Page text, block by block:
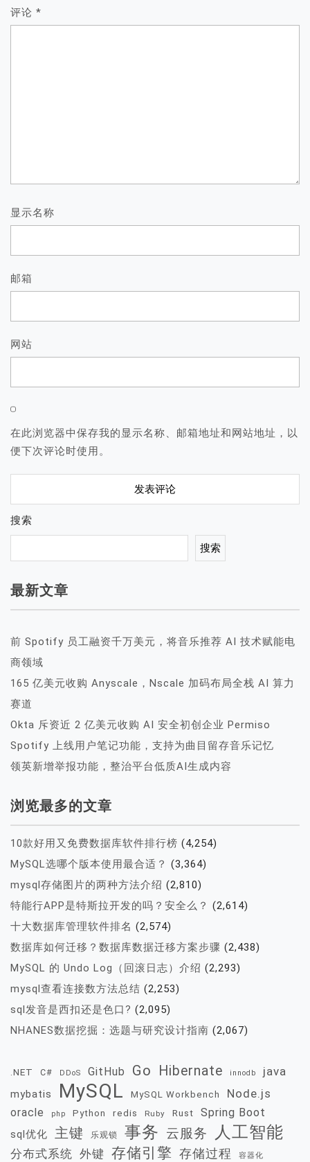
评论 *
显示名称
邮箱
网站
在此浏览器中保存我的显示名称、邮箱地址和网站地址，以
便下次评论时使用。
搜索
搜索
最新文章
前 Spotify 员工融资千万美元，将音乐推荐 AI 技术赋能电
商领域
165 亿美元收购 Anyscale，Nscale 加码布局全栈 AI 算力
赛道
Okta 斥资近 2 亿美元收购 AI 安全初创企业 Permiso
Spotify 上线用户笔记功能，支持为曲目留存音乐记忆
领英新增举报功能，整治平台低质AI生成内容
浏览最多的文章
10款好用又免费数据库软件排行榜 (4,254)
MySQL选哪个版本使用最合适？ (3,364)
mysql存储图片的两种方法介绍 (2,810)
特能行APP是特斯拉开发的吗？安全么？ (2,614)
十大数据库管理软件排名 (2,574)
数据库如何迁移？数据库数据迁移方案步骤 (2,438)
MySQL 的 Undo Log（回滚日志）介绍 (2,293)
mysql查看连接数方法总结 (2,253)
sql发音是西扣还是色口? (2,095)
NHANES数据挖掘：选题与研究设计指南 (2,067)
.NET C# DDoS GitHub Go Hibernate innodb java
mybatis MySQL MySQL Workbench Node.js
oracle php Python redis Ruby Rust Spring Boot
sql优化 主键 乐观锁 事务 云服务 人工智能
分布式系统 外键 存储引擎 存储过程 容器化